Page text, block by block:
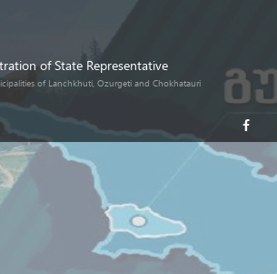
of State Representative
of Lanchkhuti, Ozurgeti and Chokhatauri